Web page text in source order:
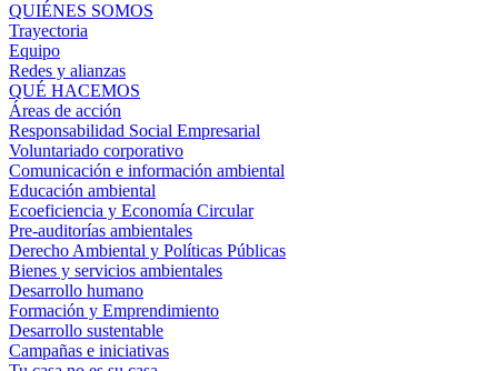
QUIÉNES SOMOS
Trayectoria
Equipo
Redes y alianzas
QUÉ HACEMOS
Áreas de acción
Responsabilidad Social Empresarial
Voluntariado corporativo
Comunicación e información ambiental
Educación ambiental
Ecoeficiencia y Economía Circular
Pre-auditorías ambientales
Derecho Ambiental y Políticas Públicas
Bienes y servicios ambientales
Desarrollo humano
Formación y Emprendimiento
Desarrollo sustentable
Campañas e iniciativas